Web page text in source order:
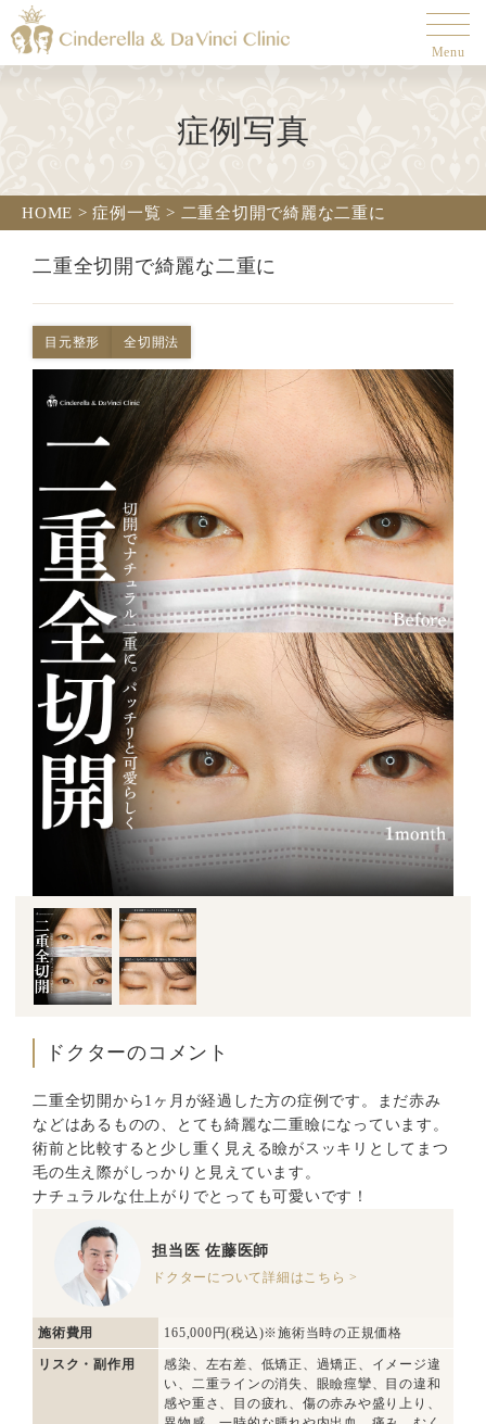
Menu
症例写真
HOME >症例一覧 > 二重全切開で綺麗な二重に
二重全切開で綺麗な二重に
目元整形 全切開法
ドクターのコメント
二重全切開から1ヶ月が経過した方の症例です。まだ赤み
などはあるものの、とても綺麗な二重瞼になっています。
術前と比較すると少し重く見える瞼がスッキリとしてまつ
毛の生え際がしっかりと見えています。
ナチュラルな仕上がりでとっても可愛いです！
担当医 佐藤医師
ドクターについて詳細はこちら >
施術費用 165,000円(税込)※施術当時の正規価格
リスク・副作用
感染、左右差、低矯正、過矯正、イメージ違
い、二重ラインの消失、眼瞼痙攣、目の違和
感や重さ、目の疲れ、傷の赤みや盛り上り、